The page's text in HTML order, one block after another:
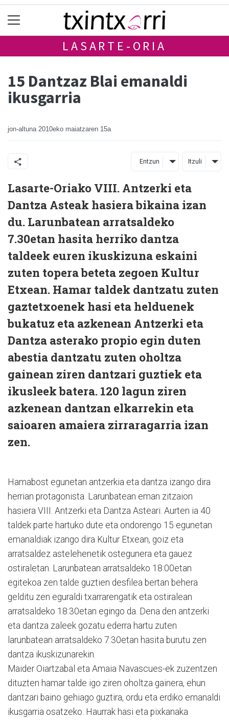
LASARTE-ORIA
15 Dantzaz Blai emanaldi
ikusgarria
jon-altuna 2010eko maiatzaren 15a
Entzun Itzuli
Lasarte-Oriako VIII. Antzerki eta
Dantza Asteak hasiera bikaina izan
du. Larunbatean arratsaldeko
7.30etan hasita herriko dantza
taldeek euren ikuskizuna eskaini
zuten topera beteta zegoen Kultur
Etxean. Hamar taldek dantzatu zuten
gaztetxoenek hasi eta helduenek
bukatuz eta azkenean Antzerki eta
Dantza asterako propio egin duten
abestia dantzatu zuten oholtza
gainean ziren dantzari guztiek eta
ikusleek batera. 120 lagun ziren
azkenean dantzan elkarrekin eta
saioaren amaiera zirraragarria izan
zen.
Hamabost egunetan antzerkia eta dantza izango dira
herrian protagonista. Larunbatean eman zitzaion
hasiera VIII. Antzerki eta Dantza Asteari. Aurten ia 40
taldek parte hartuko dute eta ondorengo 15 egunetan
emanaldiak izango dira Kultur Etxean, goiz eta
arratsaldez astelehenetik ostegunera eta gauez
ostiraletan. Larunbatean arratsaldeko 18:00etan
egitekoa zen talde guztien desfilea bertan behera
gelditu zen eguraldi txarrarengatik eta ostiralean
arratsaldeko 18:30etan egingo da. Dena den antzerki
eta dantza zaleek gozatu ederra hartu zuten
larunbatean arratsaldeko 7:30etan hasita burutu zen
dantza ikuskizunarekin.
Maider Oiartzabal eta Amaia Navascues-ek zuzentzen
dituzten hamar talde igo ziren oholtza gainera, ehun
dantzari baino gehiago guztira, ordu eta erdiko emanaldi
ikusgarria osatzeko. Haurrak hasi eta pixkanaka